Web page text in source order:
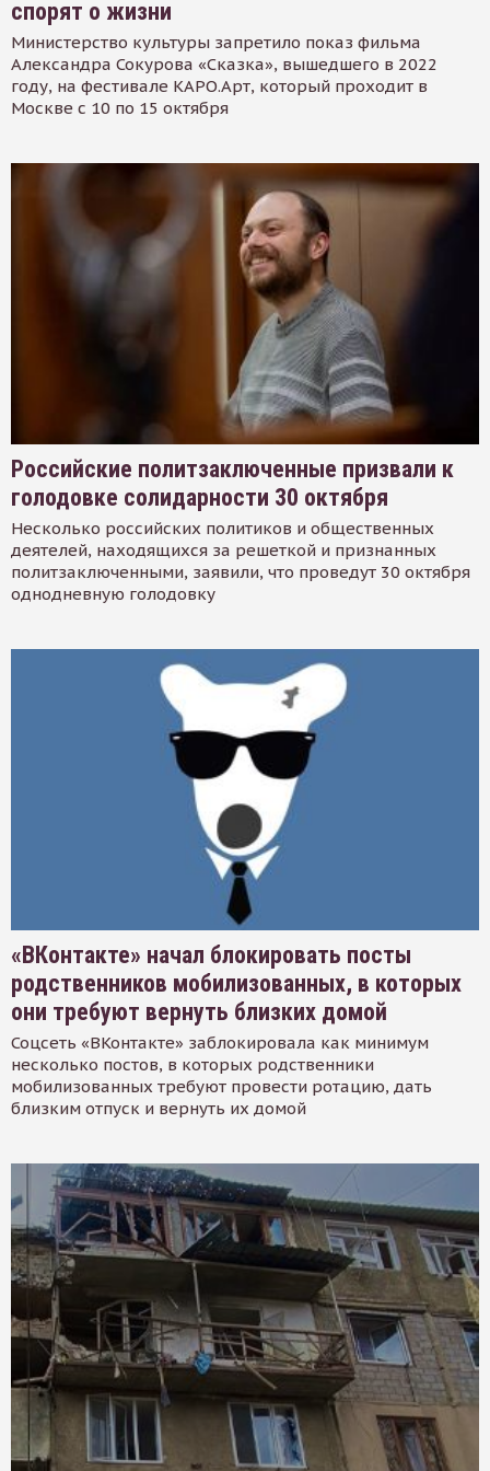
спорят о жизни
Министерство культуры запретило показ фильма
Александра Сокурова «Сказка», вышедшего в 2022
году, на фестивале КАРО.Арт, который проходит в
Москве с 10 по 15 октября
Российские политзаключенные призвали к
голодовке солидарности 30 октября
Несколько российских политиков и общественных
деятелей, находящихся за решеткой и признанных
политзаключенными, заявили, что проведут 30 октября
однодневную голодовку
«ВКонтакте» начал блокировать посты
родственников мобилизованных, в которых
они требуют вернуть близких домой
Соцсеть «ВКонтакте» заблокировала как минимум
несколько постов, в которых родственники
мобилизованных требуют провести ротацию, дать
близким отпуск и вернуть их домой